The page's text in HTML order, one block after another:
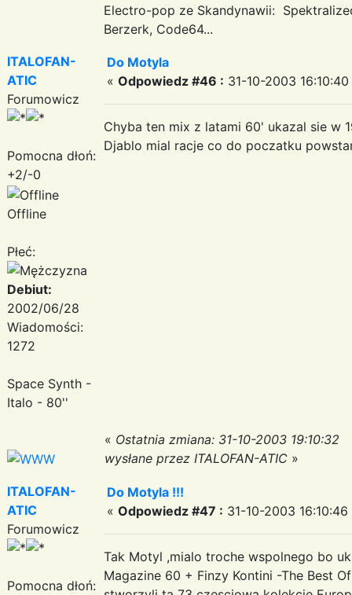
Electro-pop ze Skandynawii:
Berzerk, Code64...
ITALOFAN-
ATIC
Forumowicz
Pomocna dłoń:
+2/-0
Offline
Płeć:
Debiut:
2002/06/28
Wiadomości:
1272
Space Synth -
Italo - 80''
Do Motyla
« Odpowiedz #46 : 31-10-2003 16:10:40
Chyba ten mix z latami 60' ukazal sie w
Djablo mial racje co do poczatku
« Ostatnia zmiana: 31-10-2003 19:10:32
wysłane przez ITALOFAN-ATIC »
ITALOFAN-
ATIC
Forumowicz
Pomocna dłoń:
Do Motyla !!!
« Odpowiedz #47 : 31-10-2003 16:10:46
Tak Motyl ,mialo troche wspolnego bo
Magazine 60 + Finzy Kontini -The Best